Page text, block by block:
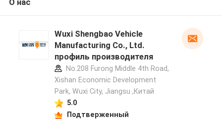
О нас
Wuxi Shengbao Vehicle
Manufacturing Co., Ltd.
профиль производителя
No.208 Furong Middle 4th Road,
Xishan Economic Development
Park, Wuxi City, Jiangsu ,Китай
5.0
Подтверженный